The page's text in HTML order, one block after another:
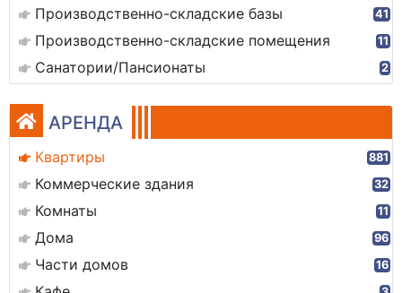
Производственно-складские базы 41
Производственно-складские помещения 11
Санатории/Пансионаты 2
АРЕНДА
Квартиры 881
Коммерческие здания 32
Комнаты 11
Дома 96
Части домов 16